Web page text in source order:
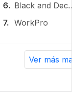
6.
7. WorkPro
Ver más